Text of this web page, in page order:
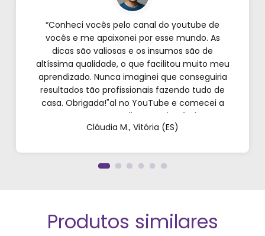
“Conheci vocês pelo canal do youtube de
vocês e me apaixonei por esse mundo. As
dicas são valiosas e os insumos são de
altíssima qualidade, o que facilitou muito meu
aprendizado. Nunca imaginei que conseguiria
resultados tão profissionais fazendo tudo de
casa. Obrigada!"al no YouTube e comecei a
testar em casa. As dicas são incríveis e os
produtos são exatamente como mostram nos
perfumes!”
Cláudia M., Vitória (ES)
Produtos similares